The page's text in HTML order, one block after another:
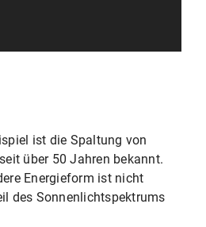
ist die Spaltung von
über 50 Jahren bekannt.
Energieform ist nicht
des Sonnenlichtspektrums